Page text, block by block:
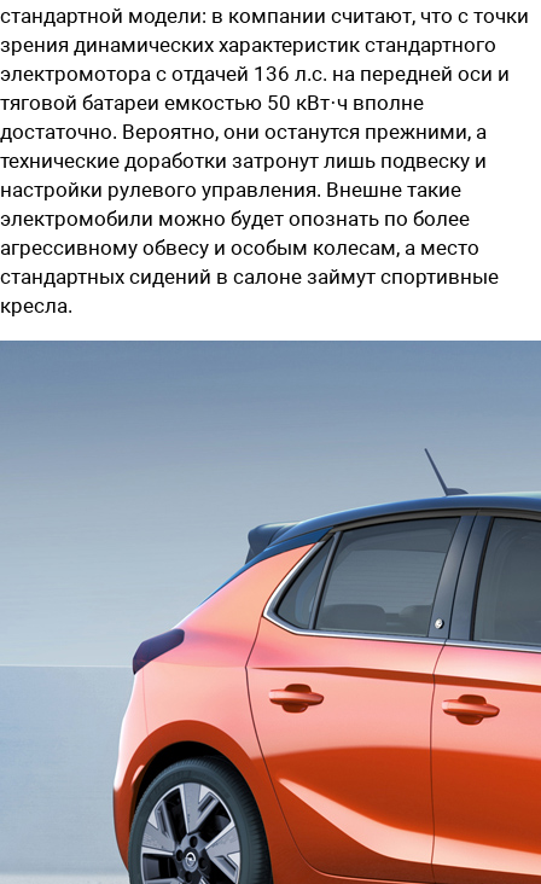
стандартной модели: в компании считают, что с точки
зрения динамических характеристик стандартного
электромотора с отдачей 136 л.с. на передней оси и
тяговой батареи емкостью 50 кВт·ч вполне
достаточно. Вероятно, они останутся прежними, а
технические доработки затронут лишь подвеску и
настройки рулевого управления. Внешне такие
электромобили можно будет опознать по более
агрессивному обвесу и особым колесам, а место
стандартных сидений в салоне займут спортивные
кресла.